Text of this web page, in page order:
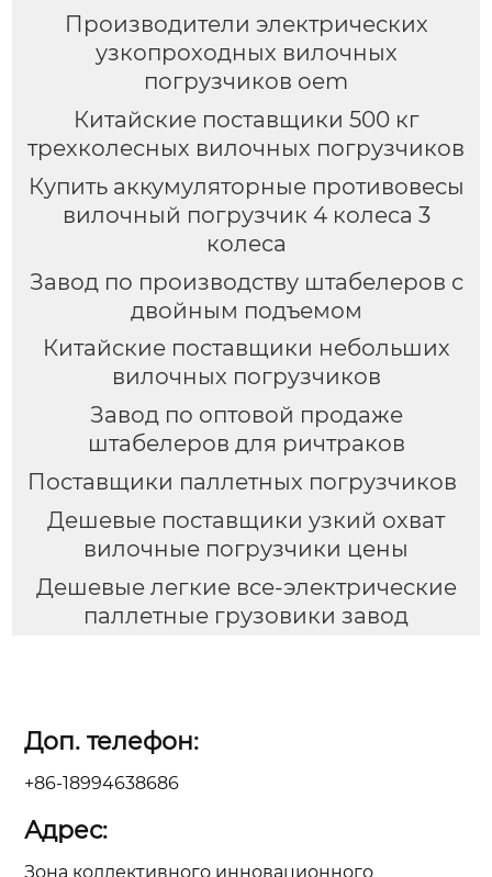
Производители электрических
узкопроходных вилочных
погрузчиков oem
Китайские поставщики 500 кг
трехколесных вилочных погрузчиков
Купить аккумуляторные противовесы
вилочный погрузчик 4 колеса 3
колеса
Завод по производству штабелеров с
двойным подъемом
Китайские поставщики небольших
вилочных погрузчиков
Завод по оптовой продаже
штабелеров для ричтраков
Поставщики паллетных погрузчиков
Дешевые поставщики узкий охват
вилочные погрузчики цены
Дешевые легкие все-электрические
паллетные грузовики завод
Доп. телефон:
+86-18994638686
Адрес:
Зона коллективного инновационного